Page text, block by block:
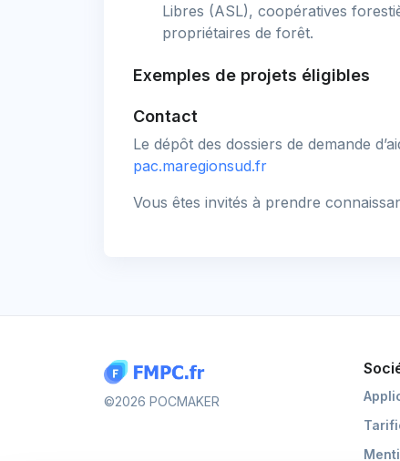
Libres (ASL), coopératives
propriétaires de forêt.
Exemples de projets éligibles
Contact
Le dépôt des dossiers de demande
pac.maregionsud.fr
Vous êtes invités à prendre
©2026 POCMAKER